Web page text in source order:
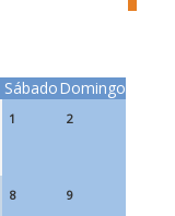
SábadoDomingo
1 2
8 9